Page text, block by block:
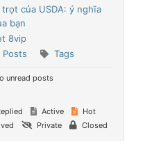
của USDA: ý nghĩa
bạn
8vip
Posts Tags
unread posts
Active
Hot
Private Closed